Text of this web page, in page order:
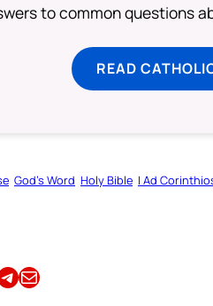
to common questions
READ
God’s Word Holy Bible I Ad
on TelegramEmail this Article